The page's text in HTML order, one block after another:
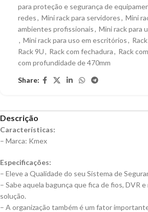
para proteção e segurança de
redes, Mini rack para servidores, Mini
ambientes profissionais, Mini rack para
, Mini rack para uso em escritórios,
Rack 9U, Rack com fechadura, Rack
com profundidade de 470mm
Share:
Descrição
Características:
– Marca: Kmex
Especificações:
– Eleve a Qualidade do seu Sistema de
– Sabe aquela bagunça que fica de fios, DVR
solução.
– A organização também é um fator